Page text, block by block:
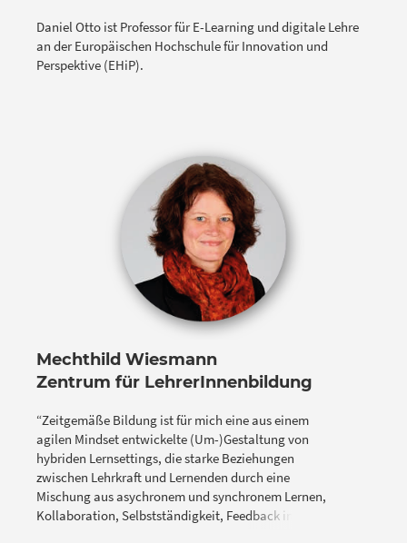
Daniel Otto ist Professor für E-Learning und digitale Lehre
an der Europäischen Hochschule für Innovation und
Perspektive (EHiP).
Mechthild Wiesmann
Zentrum für LehrerInnenbildung
“Zeitgemäße Bildung ist für mich eine aus einem
agilen Mindset entwickelte (Um-)Gestaltung von
hybriden Lernsettings, die starke Beziehungen
zwischen Lehrkraft und Lernenden durch eine
Mischung aus asychronem und synchronem Lernen,
Kollaboration, Selbstständigkeit, Feedback in allen